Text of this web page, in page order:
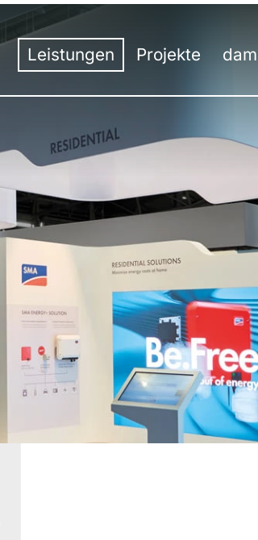
Leistungen
Messebau
Messedesign
Besucherstromanalyse
Virtuelle Räume
Hybrid-Kommunikation
Events | Veranstaltungen
Projekte
Messe
Innenausbau